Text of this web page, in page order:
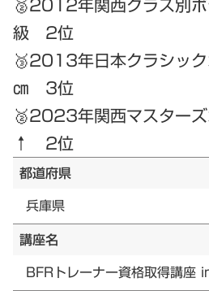
級 2位
🥉2013年日本クラシッ
㎝ 3位
🥈2023年関西マスター
↑ 2位
都道府県
兵庫県
講座名
BFRトレーナー資格取得講座